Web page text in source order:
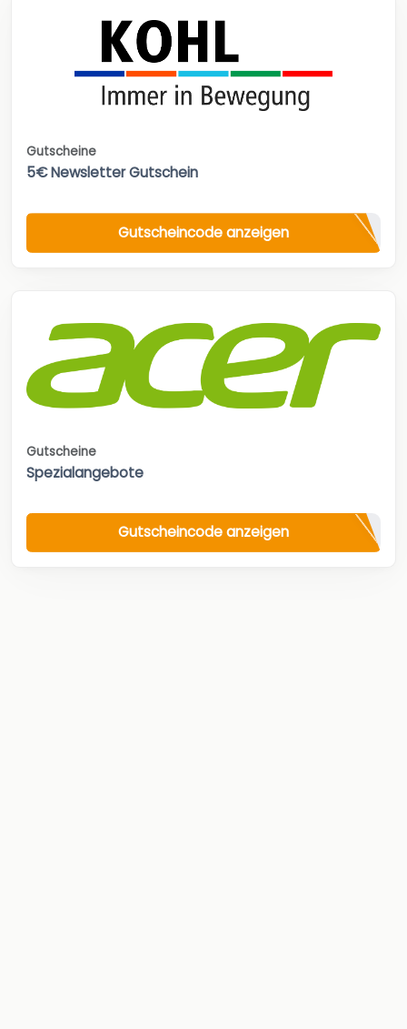
Gutscheine
5€ Newsletter Gutschein
Gutscheincode anzeigen
Gutscheine
Spezialangebote
Gutscheincode anzeigen